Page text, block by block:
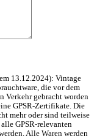
13.12.2024): Vintage
die vor dem
Verkehr gebracht worden
GPSR-Zertifikate. Die
mehr oder sind teilweise
GPSR-relevanten
Alle Waren werden